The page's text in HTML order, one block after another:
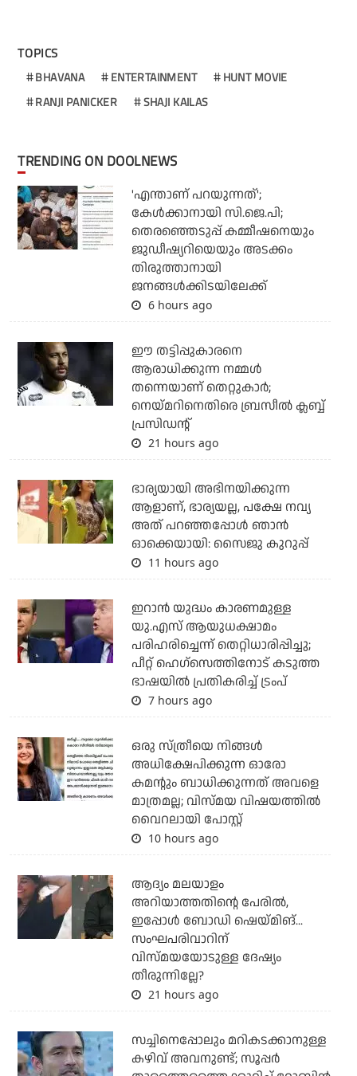
TOPICS
BHAVANA ENTERTAINMENT
HUNT MOVIE
RANJI PANICKER
SHAJI KAILAS
TRENDING ON DOOLNEWS
'എന്താണ് പറയുന്നത്';
കേള്‍ക്കാനായി സി.ജെ.പി;
തെരഞ്ഞെടുപ്പ് കമ്മീഷനെയും
ജുഡീഷ്യറിയെയും അടക്കം
തിരുത്താനായി
ജനങ്ങള്‍ക്കിടയിലേക്ക്
6 hours ago
ഈ തട്ടിപ്പുകാരനെ
ആരാധിക്കുന്ന നമ്മള്‍
തന്നെയാണ് തെറ്റുകാര്‍;
നെയ്മറിനെതിരെ ബ്രസീല്‍ ക്ലബ്ബ്
പ്രസിഡന്റ്
21 hours ago
ഭാര്യയായി അഭിനയിക്കുന്ന
ആളാണ്, ഭാര്യയല്ല, പക്ഷേ നവ്യ
അത് പറഞ്ഞപ്പോള്‍ ഞാന്‍
ഓക്കെയായി: സൈജു കുറുപ്പ്
11 hours ago
ഇറാന്‍ യുദ്ധം കാരണമുള്ള
യു.എസ് ആയുധക്ഷാമം
പരിഹരിച്ചെന്ന് തെറ്റിധാരിപ്പിച്ചു;
പീറ്റ് ഹെഗ്‌സെത്തിനോട് കടുത്ത
ഭാഷയില്‍ പ്രതികരിച്ച് ട്രംപ്
7 hours ago
ഒരു സ്ത്രീയെ നിങ്ങള്‍
അധിക്ഷേപിക്കുന്ന ഓരോ
കമന്റും ബാധിക്കുന്നത് അവളെ
മാത്രമല്ല; വിസ്മയ വിഷയത്തില്‍
വൈറലായി പോസ്റ്റ്
10 hours ago
ആദ്യം മലയാളം
അറിയാത്തതിന്റെ പേരില്‍,
ഇപ്പോള്‍ ബോഡി ഷെയ്മിങ്...
സംഘപരിവാറിന്
വിസ്മയയോടുള്ള ദേഷ്യം
തീരുന്നില്ലേ?
21 hours ago
സച്ചിനെപ്പോലും മറികടക്കാനുള്ള
കഴിവ് അവനുണ്ട്; സൂപ്പര്‍